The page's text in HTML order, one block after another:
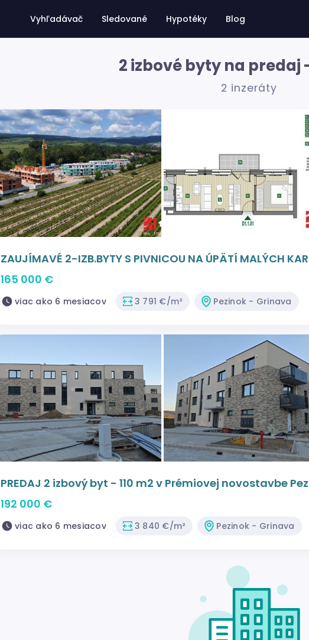
Vyhľadávač Sledované Hypotéky Blog
2 izbové byty na predaj
2 inzeráty
ZAUJÍMAVÉ 2-IZB.BYTY S PIVNICOU NA ÚPÄTÍ MALÝCH
165 000 €
viac ako 6 mesiacov 3 791 €/m² Pezinok - Grinava
PREDAJ 2 izbový byt - 110 m2 v Prémiovej novostavbe
192 000 €
viac ako 6 mesiacov 3 840 €/m² Pezinok - Grinava